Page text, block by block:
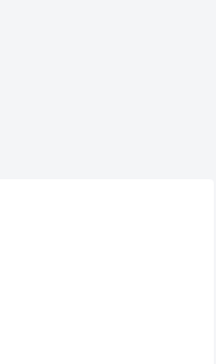
【第7話予告】水10ドラマ